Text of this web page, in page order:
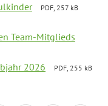
PDF, 257 kB
Team-Mitglieds
2026
PDF, 255 kB